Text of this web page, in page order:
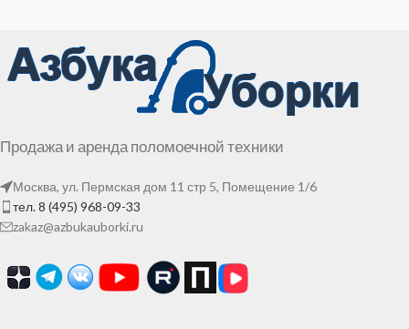
Продажа и аренда поломоечной техники
Москва, ул. Пермская дом 11 стр 5, Помещение 1/6
тел. 8 (495) 968-09-33
zakaz@azbukauborki.ru